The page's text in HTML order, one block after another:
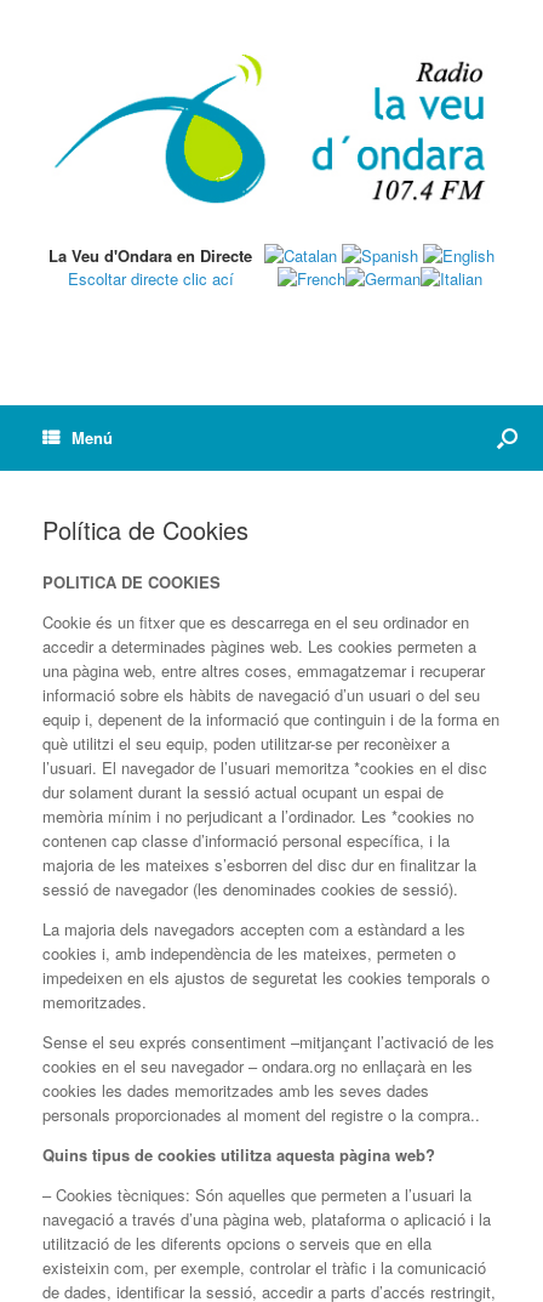
La Veu d'Ondara en Directe
Escoltar directe clic ací
Menú
Política de Cookies
POLITICA DE COOKIES
Cookie és un fitxer que es descarrega en el seu ordinador en
accedir a determinades pàgines web. Les cookies permeten a
una pàgina web, entre altres coses, emmagatzemar i recuperar
informació sobre els hàbits de navegació d’un usuari o del seu
equip i, depenent de la informació que continguin i de la forma en
què utilitzi el seu equip, poden utilitzar-se per reconèixer a
l’usuari. El navegador de l’usuari memoritza *cookies en el disc
dur solament durant la sessió actual ocupant un espai de
memòria mínim i no perjudicant a l’ordinador. Les *cookies no
contenen cap classe d’informació personal específica, i la
majoria de les mateixes s’esborren del disc dur en finalitzar la
sessió de navegador (les denominades cookies de sessió).
La majoria dels navegadors accepten com a estàndard a les
cookies i, amb independència de les mateixes, permeten o
impedeixen en els ajustos de seguretat les cookies temporals o
memoritzades.
Sense el seu exprés consentiment –mitjançant l’activació de les
cookies en el seu navegador – ondara.org no enllaçarà en les
cookies les dades memoritzades amb les seves dades
personals proporcionades al moment del registre o la compra..
Quins tipus de cookies utilitza aquesta pàgina web?
– Cookies tècniques: Són aquelles que permeten a l’usuari la
navegació a través d’una pàgina web, plataforma o aplicació i la
utilització de les diferents opcions o serveis que en ella
existeixin com, per exemple, controlar el tràfic i la comunicació
de dades, identificar la sessió, accedir a parts d’accés restringit,